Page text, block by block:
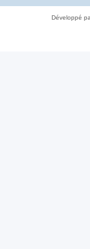
Développé